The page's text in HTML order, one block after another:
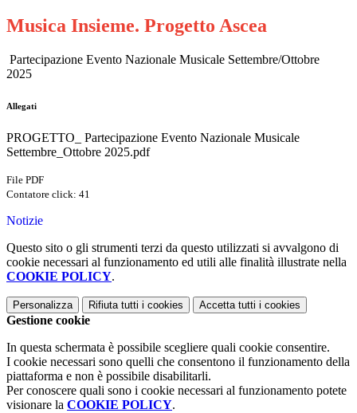
Musica Insieme. Progetto Ascea
Partecipazione Evento Nazionale Musicale Settembre/Ottobre
2025
Allegati
PROGETTO_ Partecipazione Evento Nazionale Musicale
Settembre_Ottobre 2025.pdf
File PDF
Contatore click: 41
Notizie
Questo sito o gli strumenti terzi da questo utilizzati si avvalgono di
cookie necessari al funzionamento ed utili alle finalità illustrate nella
COOKIE POLICY.
Personalizza Rifiuta tutti i cookies Accetta tutti i cookies
Gestione cookie
In questa schermata è possibile scegliere quali cookie consentire.
I cookie necessari sono quelli che consentono il funzionamento della
piattaforma e non è possibile disabilitarli.
Per conoscere quali sono i cookie necessari al funzionamento potete
visionare la COOKIE POLICY.